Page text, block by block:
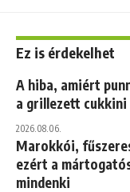
Ez is érdekelhet
A hiba, amiért
a grillezett cukkini
2026.08.06.
Marokkói,
ezért a
mindenki